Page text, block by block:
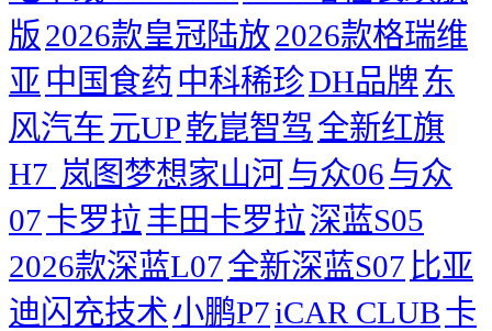
版2026款皇冠陆放2026款格瑞维
亚 中国食药 中科稀珍DH品牌 东
风汽车元UP乾崑智驾 全新红旗
H7 ​ 岚图梦想家山河与众06与众
07卡罗拉丰田卡罗拉深蓝S05
2026款深蓝L07全新深蓝S07 比亚
迪闪充技术小鹏P7iCAR CLUB卡